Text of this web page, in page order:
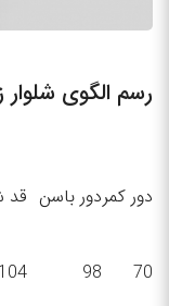
رسم الگوی شلوار
دور کمردور باسن قد
70
98
104